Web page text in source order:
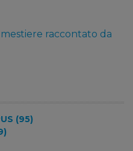
raccontato da
(95)